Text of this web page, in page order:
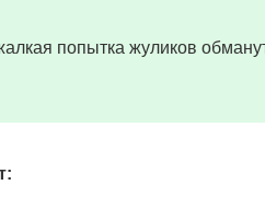
попытка жуликов